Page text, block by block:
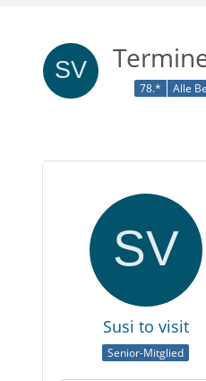
78.* Alle
Susi to visit
Senior-Mitglied